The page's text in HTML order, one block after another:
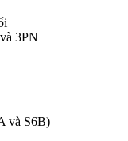
3PN
và S6B)